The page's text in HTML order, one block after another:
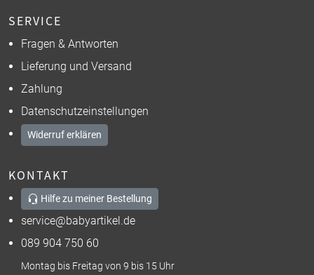
SERVICE
Fragen & Antworten
Lieferung und Versand
Zahlung
Datenschutzeinstellungen
Widerruf erklären
KONTAKT
Hilfe zu meiner Bestellung
service@babyartikel.de
089 904 750 60
Montag bis Freitag von 9 bis 15 Uhr